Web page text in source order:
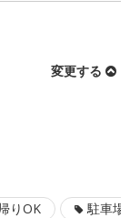
変更する
りOK 駐車場